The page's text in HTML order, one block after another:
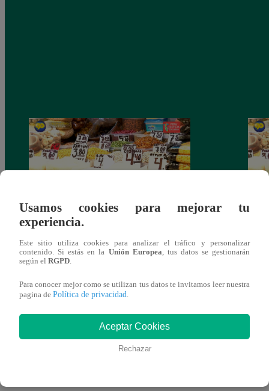
Mujeres al Mando – Viernes 25 de febrero
del 2022 – Programa completo
del
También te puede
interesar
Usamos cookies para mejorar tu
experiencia.
Este sitio utiliza cookies para analizar el tráfico y personalizar
contenido. Si estás en la Unión Europea , tus datos se gestionarán
según el RGPD
Para conocer mejor como se utilizan tus datos te invitamos leer nuestra
pagina de Política de privacidad
Aceptar Cookies
Rechazar